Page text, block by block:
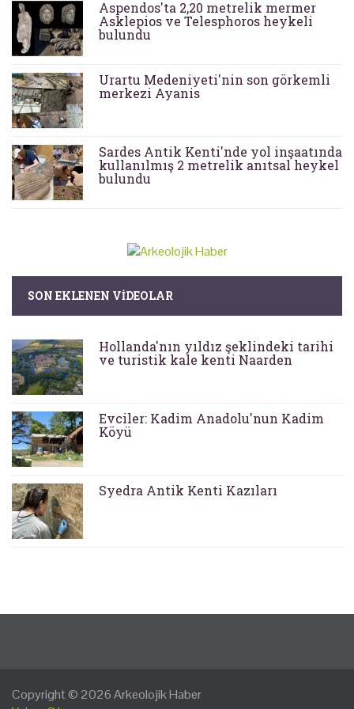
Aspendos'ta 2,20 metrelik mermer
Asklepios ve Telesphoros heykeli
bulundu
Urartu Medeniyeti'nin son görkemli
merkezi Ayanis
Sardes Antik Kenti'nde yol inşaatında
kullanılmış 2 metrelik anıtsal heykel
bulundu
SON EKLENEN VIDEOLAR
Hollanda'nın yıldız şeklindeki tarihi
ve turistik kale kenti Naarden
Evciler: Kadim Anadolu'nun Kadim
Köyü
Syedra Antik Kenti Kazıları
Copyright © 2026Arkeolojik Haber